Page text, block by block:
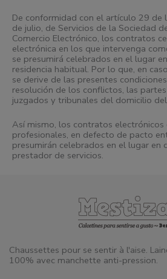
De conformidad con el artículo 29 de
de julio, de Servicios de la Sociedad
Comercio Electrónico, los contratos
electrónica en los que intervenga
se presumirá celebrados en el lugar
residencia habitual. Por lo que, en
se derive de las presentes
resolución de los conflictos, las
juzgados y tribunales del domicilio
Así mismo, los contratos electrónicos
profesionales, en defecto de pacto
presumirán celebrados en el lugar en
prestador de servicios.
Chaussettes pour se sentir à l'aise.
100% avec manchette anti-pression.